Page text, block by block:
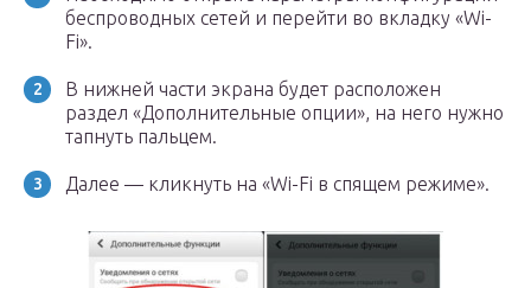
беспроводных сетей и перейти во вкладку «Wi-
Fi».
В нижней части экрана будет расположен
раздел «Дополнительные опции», на него нужно
тапнуть пальцем.
Далее — кликнуть на «Wi-Fi в спящем режиме».